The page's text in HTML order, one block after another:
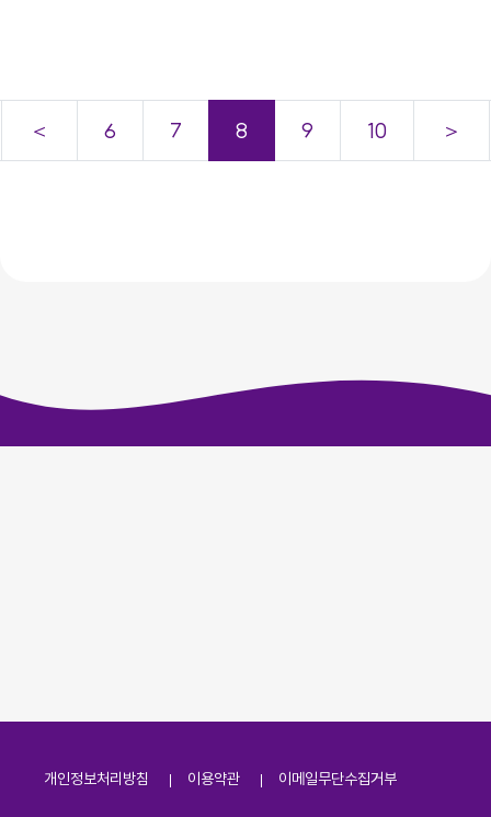
＜ 6 7 8 9 10 ＞
개인정보처리방침 이용약관 이메일무단수집거부